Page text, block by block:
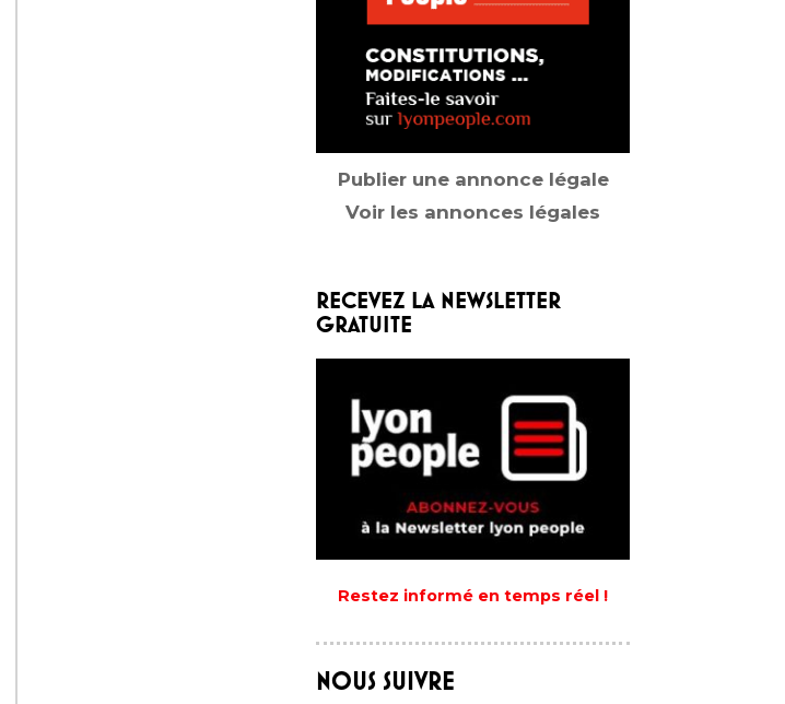
Publier une annonce légale
Voir les annonces légales
RECEVEZ LA NEWSLETTER
GRATUITE
Restez informé en temps réel !
NOUS SUIVRE